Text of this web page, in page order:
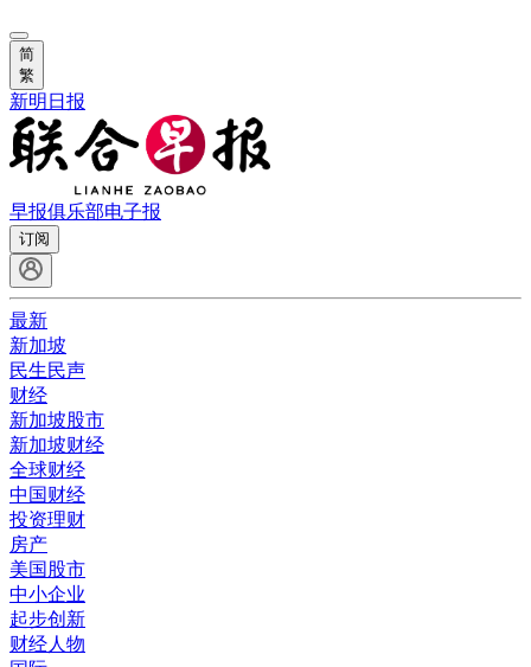
简
繁
新明日报
早报俱乐部电子报
订阅
最新
新加坡
民生民声
财经
新加坡股市
新加坡财经
全球财经
中国财经
投资理财
房产
美国股市
中小企业
起步创新
财经人物